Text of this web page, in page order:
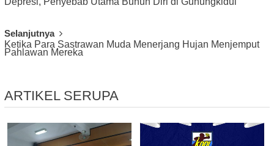
Navigation
Selanjutnya
Ketika Para Sastrawan Muda Menerjang Hujan Menjemput
Pahlawan Mereka
ARTIKEL SERUPA